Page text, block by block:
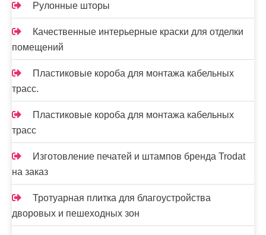
Рулонные шторы
Качественные интерьерные краски для отделки
помещений
Пластиковые короба для монтажа кабельных
трасс.
Пластиковые короба для монтажа кабельных
трасс
Изготовление печатей и штампов бренда Trodat
на заказ
Тротуарная плитка для благоустройства
дворовых и пешеходных зон